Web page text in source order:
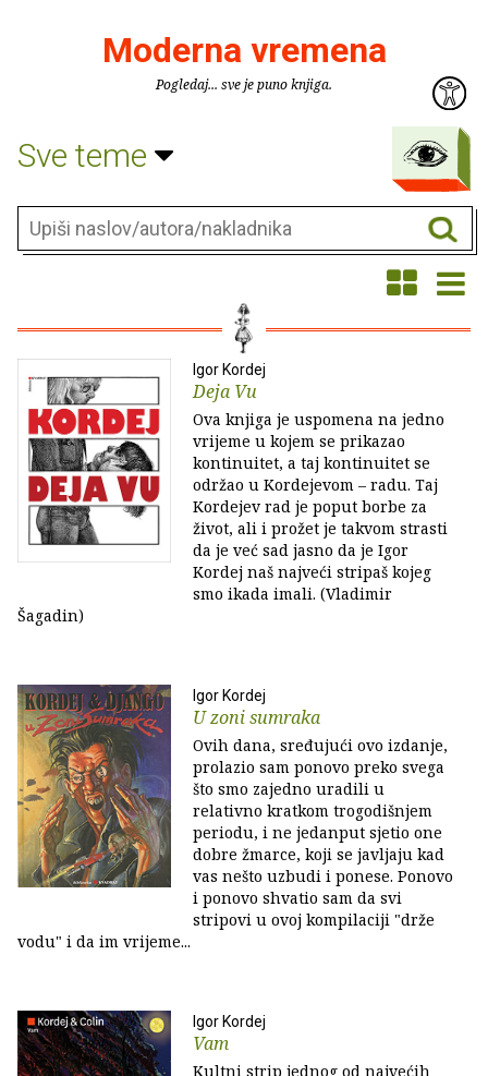
Moderna vremena
Pogledaj... sve je puno knjiga.
Sve teme
Igor Kordej
Deja Vu
Ova knjiga je uspomena na jedno
vrijeme u kojem se prikazao
kontinuitet, a taj kontinuitet se
održao u Kordejevom – radu. Taj
Kordejev rad je poput borbe za
život, ali i prožet je takvom strasti
da je već sad jasno da je Igor
Kordej naš najveći stripaš kojeg
smo ikada imali. (Vladimir
Šagadin)
Igor Kordej
U zoni sumraka
Ovih dana, sređujući ovo izdanje,
prolazio sam ponovo preko svega
što smo zajedno uradili u
relativno kratkom trogodišnjem
periodu, i ne jedanput sjetio one
dobre žmarce, koji se javljaju kad
vas nešto uzbudi i ponese. Ponovo
i ponovo shvatio sam da svi
stripovi u ovoj kompilaciji "drže
vodu" i da im vrijeme...
Igor Kordej
Vam
Kultni strip jednog od najvećih